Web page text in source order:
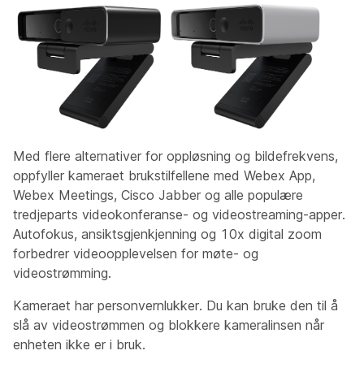
Med flere alternativer for oppløsning og bildefrekvens,
oppfyller kameraet brukstilfellene med Webex App,
Webex Meetings, Cisco Jabber og alle populære
tredjeparts videokonferanse- og videostreaming-apper.
Autofokus, ansiktsgjenkjenning og 10x digital zoom
forbedrer videoopplevelsen for møte- og
videostrømming.
Kameraet har personvernlukker. Du kan bruke den til å
slå av videostrømmen og blokkere kameralinsen når
enheten ikke er i bruk.